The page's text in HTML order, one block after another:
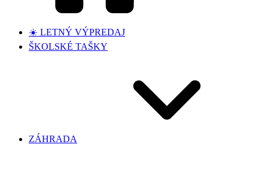
☀️ LETNÝ VÝPREDAJ
ŠKOLSKÉ TAŠKY
ZÁHRADA